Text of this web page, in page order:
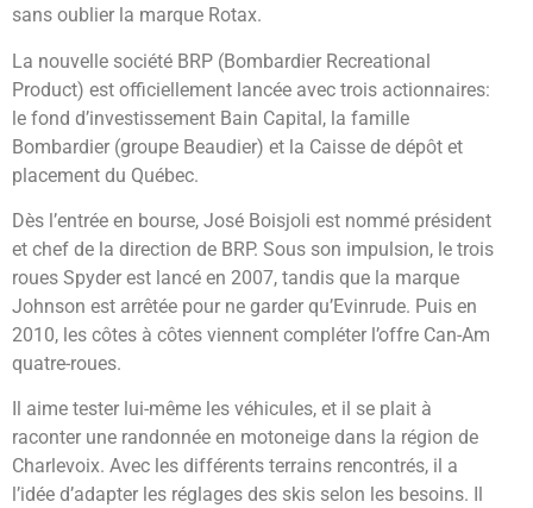
sans oublier la marque Rotax.
La nouvelle société BRP (Bombardier Recreational
Product) est officiellement lancée avec trois actionnaires:
le fond d’investissement Bain Capital, la famille
Bombardier (groupe Beaudier) et la Caisse de dépôt et
placement du Québec.
Dès l’entrée en bourse, José Boisjoli est nommé président
et chef de la direction de BRP. Sous son impulsion, le trois
roues Spyder est lancé en 2007, tandis que la marque
Johnson est arrêtée pour ne garder qu’Evinrude. Puis en
2010, les côtes à côtes viennent compléter l’offre Can-Am
quatre-roues.
Il aime tester lui-même les véhicules, et il se plait à
raconter une randonnée en motoneige dans la région de
Charlevoix. Avec les différents terrains rencontrés, il a
l’idée d’adapter les réglages des skis selon les besoins. Il